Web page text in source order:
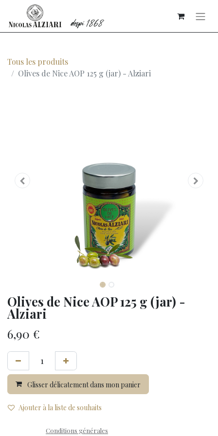
Tous les produits
Olives de Nice AOP 125 g (jar) - Alziari
Olives de Nice AOP 125 g (jar) -
Alziari
6,90 €
Glisser délicatement dans mon panier
Ajouter à la liste de souhaits
Conditions générales